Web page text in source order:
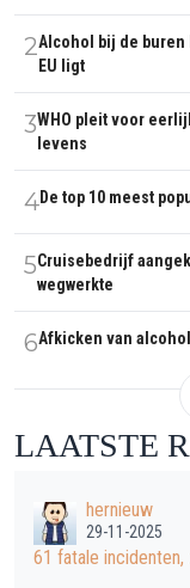
2Alcohol bij de buren
EU ligt
3WHO pleit voor
levens
4De top 10 meest
5Cruisebedrijf
wegwerkte
6Afkicken van
LAATSTE
hernieuw
29-11-2025
61 fatale